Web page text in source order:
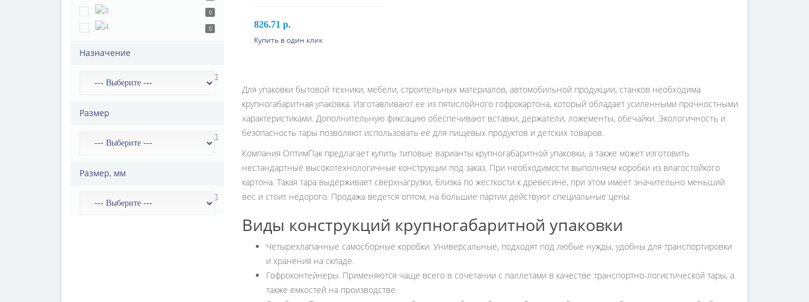
0
0
Назначение
Размер
Размер, мм
826.71 р.
10 шт. или более 661.12 p.
370 шт. или более 534.90 p.
В корзину
Купить в один клик
Для упаковки бытовой техники, мебели, строительных материалов, автомобильной продукции, станков необходима
крупногабаритная упаковка. Изготавливают ее из пятислойного гофрокартона, который обладает усиленными прочностными
характеристиками. Дополнительную фиксацию обеспечивают вставки, держатели, ложементы, обечайки. Экологичность и
безопасность тары позволяют использовать ее для пищевых продуктов и детских товаров.
Компания ОптимПак предлагает купить типовые варианты крупногабаритной упаковки, а также может изготовить
нестандартные высокотехнологичные конструкции под заказ. При необходимости выполняем коробки из влагостойкого
картона. Такая тара выдерживает сверхнагрузки, близка по жесткости к древесине, при этом имеет значительно меньший
вес и стоит недорого. Продажа ведется оптом, на большие партии действуют специальные цены.
Виды конструкций крупногабаритной упаковки
Четырехлапанные самосборные коробки. Универсальные, подходят под любые нужды, удобны для транспортировки
и хранения на складе.
Гофроконтейнеры. Применяются чаще всего в сочетании с паллетами в качестве транспортно-логистической тары, а
также емкостей на производстве.